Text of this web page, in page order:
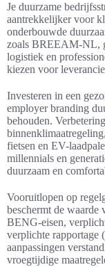
Je duurzame
aantrekkelijker voor
onderbouwde
zoals BREEAM-NL,
logistiek en
kiezen voor
Investeren in een
employer branding
behouden.
fietsen en EV-
millennials en
duurzaam en
Vooruitlopen op
beschermt de waarde
BENG-eisen,
verplichte rapportage
aanpassingen
vroegtijdige